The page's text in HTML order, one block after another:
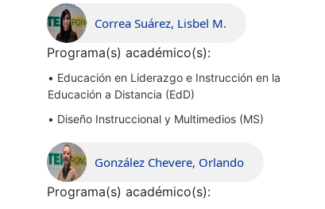
Correa Suárez, Lisbel M.
Programa(s) académico(s):
• Educación en Liderazgo e Instrucción en la
Educación a Distancia (EdD)
• Diseño Instruccional y Multimedios (MS)
González Chevere, Orlando
Programa(s) académico(s):